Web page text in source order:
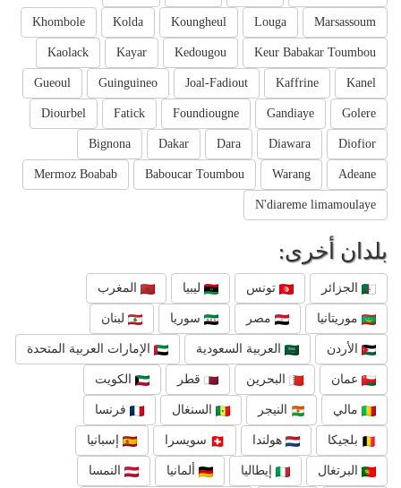
Marsassoum
Louga
Koungheul
Kolda
Khombole
Keur Babakar Toumbou
Kedougou
Kayar
Kaolack
Kanel
Kaffrine
Joal-Fadiout
Guinguineo
Gueoul
Golere
Gandiaye
Foundiougne
Fatick
Diourbel
Diofior
Diawara
Dara
Dakar
Bignona
Adeane
Warang
Baboucar Toumbou
Mermoz Boabab
N'diareme limamoulaye
بلدان أخرى:
الجزائر تونس ليبيا المغرب
موريتانيا مصر سوريا لبنان
الأردن العربية السعودية الإمارات العربية المتحدة
عمان البحرين قطر الكويت
مالي النيجر السنغال فرنسا
بلجيكا هولندا سويسرا إسبانيا
البرتغال إيطاليا ألمانيا النمسا